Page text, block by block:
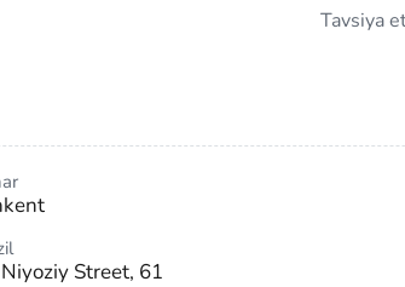
Tavsiya
Street, 61